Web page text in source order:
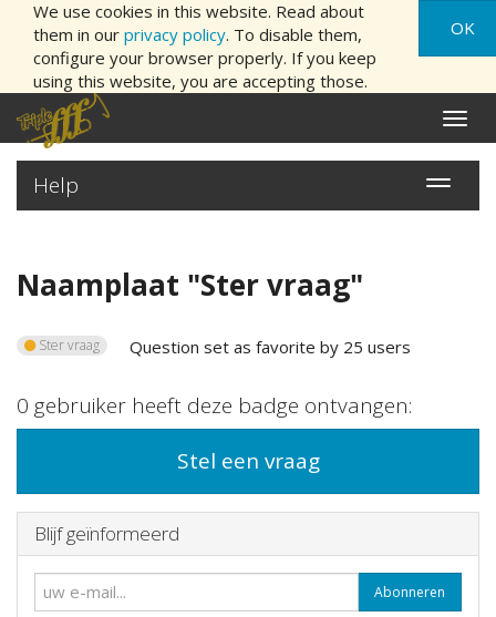
We use cookies in this website. Read about
them in our privacy policy. To disable them,
configure your browser properly. If you keep
using this website, you are accepting those.
OK
aan/
Navigatie
aan/
Help
Naamplaat "Ster vraag"
Ster vraag Question set as favorite by 25 users
0 gebruiker heeft deze badge ontvangen:
Stel een vraag
Blijf geïnformeerd
Abonneren